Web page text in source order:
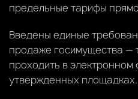
предельные тарифы
Введены единые
продаже госимущества —
проходить в
утвержденных площадках.